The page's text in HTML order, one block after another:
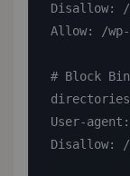
Disallow: /
Allow: /wp-
# Block
directories
User-
Disallow: